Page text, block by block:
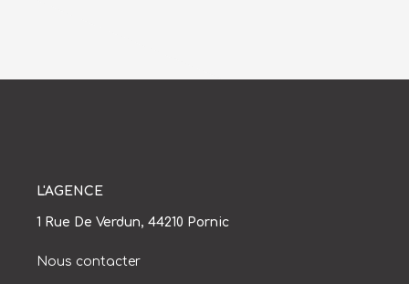
L'AGENCE
1 Rue De Verdun, 44210 Pornic
Nous contacter